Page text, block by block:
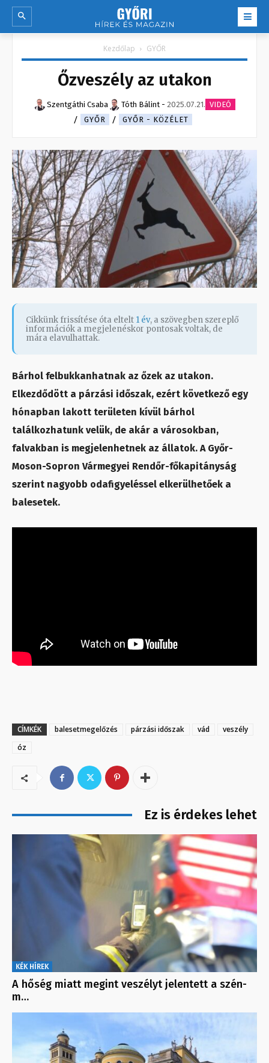
Kezdőlap GYŐR
Őzveszély az utakon
Szentgáthi Csaba Tóth Bálint - 2025.07.21. VIDEÓ
GYŐR
GYŐR - KÖZÉLET
Cikkünk frissítése óta eltelt 1 év, a szövegben szereplő
információk a megjelenéskor pontosak voltak, de
mára elavulhattak.
Bárhol felbukkanhatnak az őzek az utakon.
Elkezdődött a párzási időszak, ezért következő egy
hónapban lakott területen kívül bárhol
találkozhatunk velük, de akár a városokban,
falvakban is megjelenhetnek az állatok. A Győr-
Moson-Sopron Vármegyei Rendőr-főkapitányság
szerint nagyobb odafigyeléssel elkerülhetőek a
balesetek.
CÍMKÉK balesetmegelőzés párzási időszak vád
veszély
óz
Ez is érdekes lehet
KÉK HÍREK
A hőség miatt megint veszélyt jelentett a szén-
m…